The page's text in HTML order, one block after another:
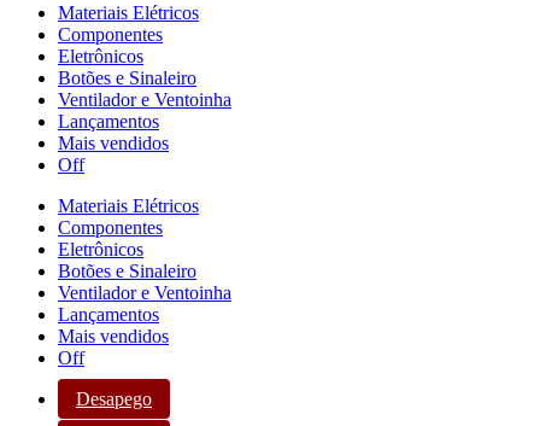
Materiais Elétricos
Componentes
Eletrônicos
Botões e Sinaleiro
Ventilador e Ventoinha
Lançamentos
Mais vendidos
Off
Materiais Elétricos
Componentes
Eletrônicos
Botões e Sinaleiro
Ventilador e Ventoinha
Lançamentos
Mais vendidos
Off
Desapego